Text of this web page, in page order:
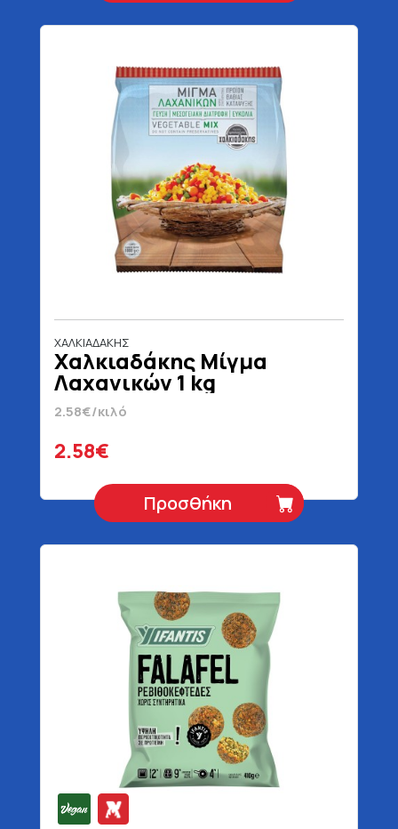
ΧΑΛΚΙΑΔΑΚΗΣ
Χαλκιαδάκης Μίγμα
Λαχανικών 1 kg
2.58€/κιλό
2.58€
Προσθήκη